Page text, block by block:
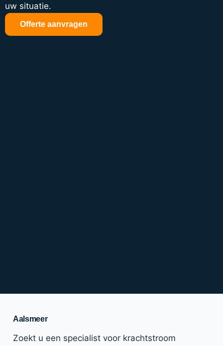
uw situatie.
Offerte aanvragen
Aalsmeer
Zoekt u een specialist voor krachtstroom